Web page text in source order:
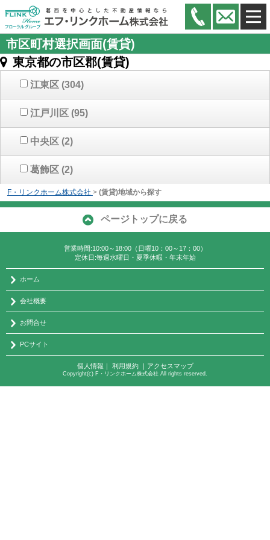
市区町村選択画面(賃貸)
東京都の市区郡(賃貸)
江東区 (304)
江戸川区 (95)
中央区 (2)
葛飾区 (2)
F・リンクホーム株式会社 > (賃貸)地域から探す
ページトップに戻る
営業時間:10:00～18:00（日曜10：00～17：00）
定休日:毎週水曜日・夏季休暇・年末年始
ホーム
会社概要
お問合せ
PCサイト
個人情報 ｜ 利用規約｜ アクセスマップ
Copyright(c) F・リンクホーム株式会社 All rights reserved.